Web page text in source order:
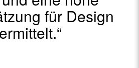
für Design